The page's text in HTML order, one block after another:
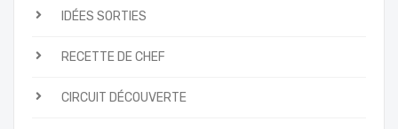
IDÉES SORTIES
RECETTE DE CHEF
CIRCUIT DÉCOUVERTE